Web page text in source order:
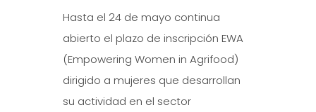
Hasta el 24 de mayo continua
abierto el plazo de inscripción EWA
(Empowering Women in Agrifood)
dirigido a mujeres que desarrollan
su actividad en el sector